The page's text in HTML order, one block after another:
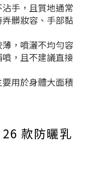
手，且質地通常
髒妝容、手部黏
，噴灑不均勻容
，且不建議直接
用於身體大面積
款防曬乳